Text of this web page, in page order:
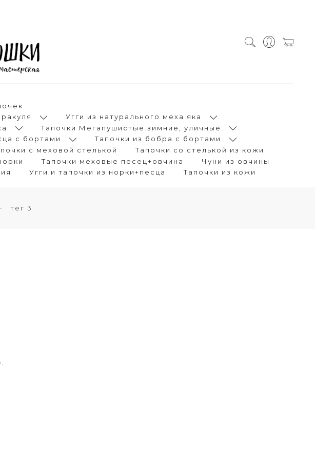
Угги из натурального меха яка
Тапочки Мегапушистые зимние, уличные
с бортами
Тапочки из бобра с бортами
с меховой стелькой
Тапочки со стелькой из кожи
Тапочки меховые песец+овчина
Чуни из овчины
Угги и тапочки из норки+песца Тапочки из кожи
тег 3